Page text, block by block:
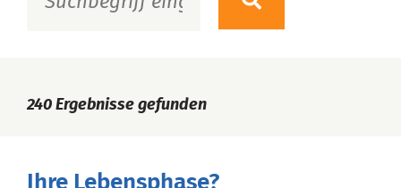
240 Ergebnisse gefunden
Ihre Lebensphase?